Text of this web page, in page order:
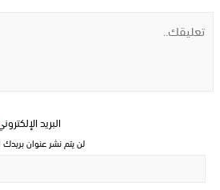
البريد
لن يتم نشر عنوان بريدك